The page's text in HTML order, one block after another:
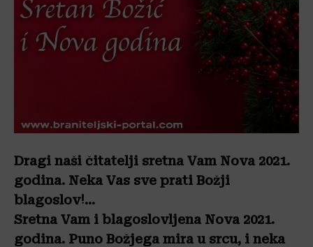
Dragi naši čitatelji sretna Vam Nova 2021.
godina. Neka Vas sve prati Božji
blagoslov!…
Sretna Vam i blagoslovljena Nova 2021.
godina. Puno Božjega mira u srcu, i neka